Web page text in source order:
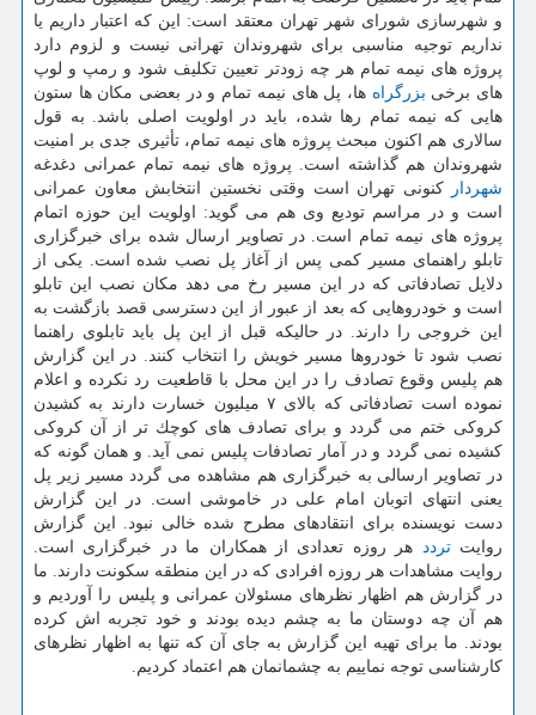
و شهرسازی شورای شهر تهران معتقد است: این كه اعتبار داریم یا
نداریم توجیه مناسبی برای شهروندان تهرانی نیست و لزوم دارد
پروژه های نیمه تمام هر چه زودتر تعیین تكلیف شود و رمپ و لوپ
های برخی بزرگراه ها، پل های نیمه تمام و در بعضی مكان ها ستون
هایی كه نیمه تمام رها شده، باید در اولویت اصلی باشد. به قول
سالاری هم اكنون مبحث پروژه های نیمه تمام، تأثیری جدی بر امنیت
شهروندان هم گذاشته است. پروژه های نیمه تمام عمرانی دغدغه
شهردار
كنونی تهران است وقتی نخستین انتخابش معاون عمرانی
است و در مراسم تودیع وی هم می گوید: اولویت این حوزه اتمام
پروژه های نیمه تمام است. در تصاویر ارسال شده برای خبرگزاری
تابلو راهنمای مسیر كمی پس از آغاز پل نصب شده است. یكی از
دلایل تصادفاتی كه در این مسیر رخ می دهد مكان نصب این تابلو
است و خودروهایی كه بعد از عبور از این دسترسی قصد بازگشت به
این خروجی را دارند. در حالیكه قبل از این پل باید تابلوی راهنما
نصب شود تا خودروها مسیر خویش را انتخاب كنند. در این گزارش
هم پلیس وقوع تصادف را در این محل با قاطعیت رد نكرده و اعلام
نموده است تصادفاتی كه بالای ۷ میلیون خسارت دارند به كشیدن
كروكی ختم می گردد و برای تصادف های كوچك تر از آن كروكی
كشیده نمی گردد و در آمار تصادفات پلیس نمی آید. و همان گونه كه
در تصاویر ارسالی به خبرگزاری هم مشاهده می گردد مسیر زیر پل
یعنی انتهای اتوبان امام علی در خاموشی است. در این گزارش
دست نویسنده برای انتقادهای مطرح شده خالی نبود. این گزارش
روایتتردد
هر روزه تعدادی از همكاران ما در خبرگزاری است.
روایت مشاهدات هر روزه افرادی كه در این منطقه سكونت دارند. ما
در گزارش هم اظهار نظرهای مسئولان عمرانی و پلیس را آوردیم و
هم آن چه دوستان ما به چشم دیده بودند و خود تجربه اش كرده
بودند. ما برای تهیه این گزارش به جای آن كه تنها به اظهار نظرهای
كارشناسی توجه نماییم به چشمانمان هم اعتماد كردیم.